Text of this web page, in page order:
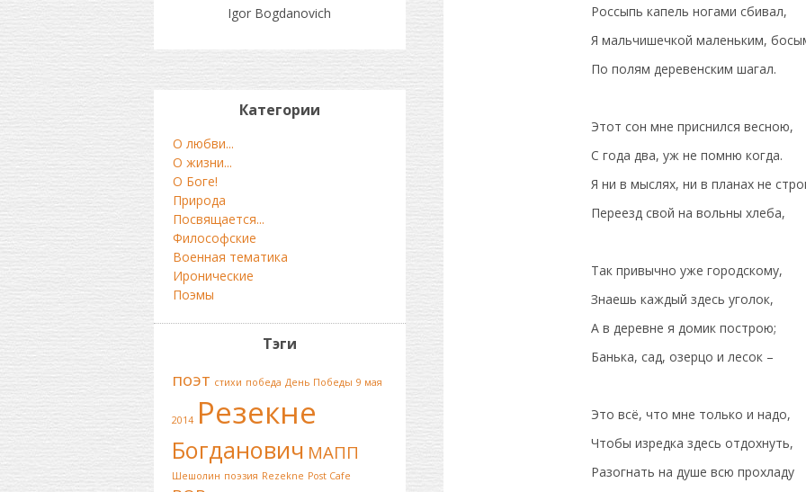
Igor Bogdanovich
Россыпь капель ногами сбивал,
Я мальчишечкой маленьким,
По полям деревенским шагал.
Этот сон мне приснился весною,
С года два, уж не помню когда.
Я ни в мыслях, ни в планах не
Переезд свой на вольны хлеба,
Так привычно уже городскому,
Знаешь каждый здесь уголок,
А в деревне я домик построю;
Банька, сад, озерцо и лесок –
Это всё, что мне только и надо,
Чтобы изредка здесь отдохнуть,
Разогнать на душе всю прохладу
Категории
О любви...
О жизни...
О Боге!
Природа
Посвящается...
Философские
Военная тематика
Иронические
Поэмы
Тэги
поэт стихи победа День Победы 9 мая
2014 Резекне
Богданович МАПП
Шешолин поэзия Rezekne Post Cafe